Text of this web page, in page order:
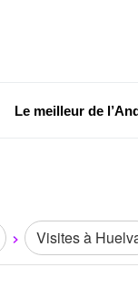
Le meilleur de
Visites à